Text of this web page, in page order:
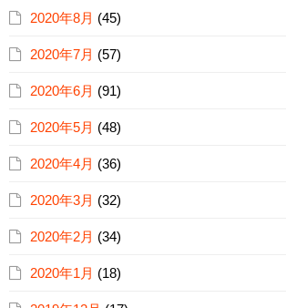
2020年8月 (45)
2020年7月 (57)
2020年6月 (91)
2020年5月 (48)
2020年4月 (36)
2020年3月 (32)
2020年2月 (34)
2020年1月 (18)